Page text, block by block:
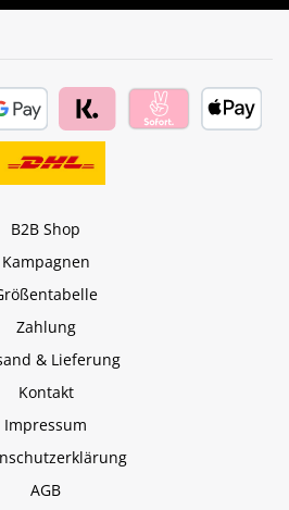
B2B Shop
Kampagnen
Zahlung
& Lieferung
Kontakt
Impressum
AGB